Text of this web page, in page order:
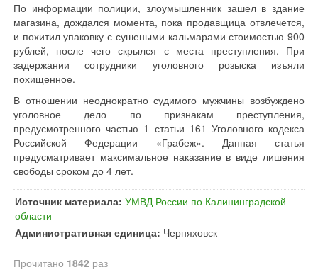
По информации полиции, злоумышленник зашел в здание
магазина, дождался момента, пока продавщица отвлечется,
и похитил упаковку с сушеными кальмарами стоимостью 900
рублей, после чего скрылся с места преступления. При
задержании сотрудники уголовного розыска изъяли
похищенное.
В отношении неоднократно судимого мужчины возбуждено
уголовное дело по признакам преступления,
предусмотренного частью 1 статьи 161 Уголовного кодекса
Российской Федерации «Грабеж». Данная статья
предусматривает максимальное наказание в виде лишения
свободы сроком до 4 лет.
Источник материала: УМВД России по Калининградской
области
Административная единица: Черняховск
Прочитано 1842 раз